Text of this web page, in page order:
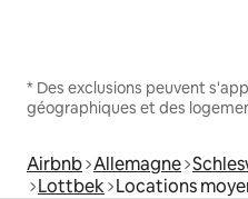
* Des exclusions peuvent
géographiques et des
Airbnb Allemagne
Lottbek Locations